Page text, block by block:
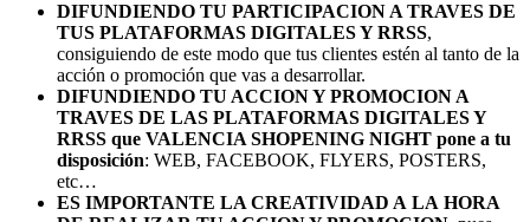
DIFUNDIENDO TU PARTICIPACION A TRAVES DE
TUS PLATAFORMAS DIGITALES Y RRSS,
consiguiendo de este modo que tus clientes estén al tanto de la
acción o promoción que vas a desarrollar.
DIFUNDIENDO TU ACCION Y PROMOCION A
TRAVES DE LAS PLATAFORMAS DIGITALES Y
RRSS que VALENCIA SHOPENING NIGHT pone a tu
disposición: WEB, FACEBOOK, FLYERS, POSTERS,
etc…
ES IMPORTANTE LA CREATIVIDAD A LA HORA